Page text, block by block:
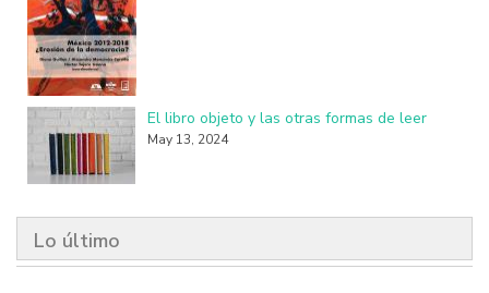
El libro objeto y las otras formas de leer
May 13, 2024
Lo último